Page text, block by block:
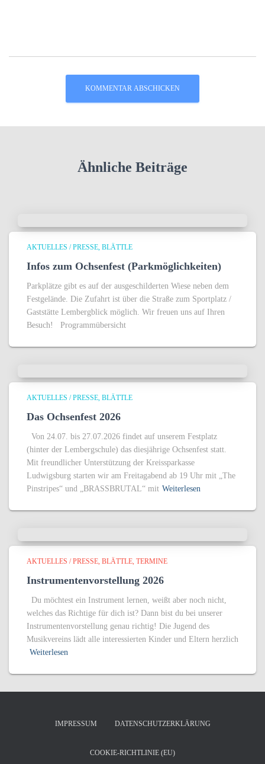
Ähnliche Beiträge
AKTUELLES / PRESSE BLÄTTLE
Infos zum Ochsenfest (Parkmöglichkeiten)
Parkplätze gibt es auf der ausgeschilderten Wiese neben dem
Festgelände. Die Zufahrt ist über die Straße zum Sportplatz /
Gaststätte Lembergblick möglich. Wir freuen uns auf Ihren
Besuch! Programmübersicht
AKTUELLES / PRESSE BLÄTTLE
Das Ochsenfest 2026
Von 24.07. bis 27.07.2026 findet auf unserem Festplatz
(hinter der Lembergschule) das diesjährige Ochsenfest statt.
Mit freundlicher Unterstützung der Kreissparkasse
Ludwigsburg starten wir am Freitagabend ab 19 Uhr mit „The
Pinstripes“ und „BRASSBRUTAL“ mit Weiterlesen
AKTUELLES / PRESSE BLÄTTLE TERMINE
Instrumentenvorstellung 2026
Du möchtest ein Instrument lernen, weißt aber noch nicht,
welches das Richtige für dich ist? Dann bist du bei unserer
Instrumentenvorstellung genau richtig! Die Jugend des
Musikvereins lädt alle interessierten Kinder und Eltern herzlich
Weiterlesen
IMPRESSUM DATENSCHUTZERKLÄRUNG
COOKIE-RICHTLINIE (EU)